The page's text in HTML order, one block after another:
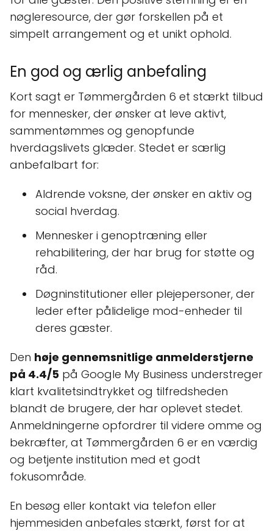
nøgleresource, der gør forskellen på et
simpelt arrangement og et unikt ophold.
En god og ærlig anbefaling
Kort sagt er Tømmergården 6 et stærkt tilbud
for mennesker, der ønsker at leve aktivt,
sammentømmes og genopfunde
hverdagslivets glæder. Stedet er særlig
anbefalbart for:
Aldrende voksne, der ønsker en aktiv og
social hverdag.
Mennesker i genoptræning eller
rehabilitering, der har brug for støtte og
råd.
Døgninstitutioner eller plejepersoner, der
leder efter pålidelige mod-enheder til
deres gæster.
Den høje gennemsnitlige anmelderstjerne
på 4.4/5 på Google My Business understreger
klart kvalitetsindtrykket og tilfredsheden
blandt de brugere, der har oplevet stedet.
Anmeldningerne opfordrer til videre omme og
bekræfter, at Tømmergården 6 er en værdig
og betjente institution med et godt
fokusområde.
En besøg eller kontakt via telefon eller
hjemmesiden anbefales stærkt, først for at